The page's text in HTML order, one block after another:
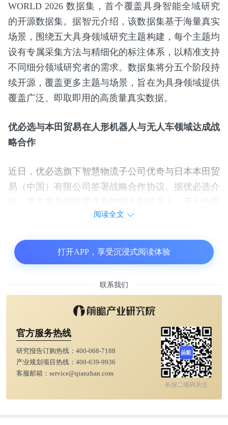
WORLD 2026 数据集，首个覆盖具身智能全域研究
的开源数据集。据智元介绍，该数据集基于海量真实
场景，围绕五大具身领域研究主题构建，每个主题均
设有专属采集方法与精细化的标注体系，以精准支持
不同细分领域研究者的需求。数据集将分五个阶段持
续开源，覆盖更多主题与场景，旨在为具身领域提供
覆盖广泛、即取即用的高质量真实数据。
优必选与本田贸易在人形机器人与无人车领域达成战
略合作
近日，优必选旗下智慧物流子公司优奇与日本本田贸
易（中国）有限公司签署战略合作协议。据优必选介
车等在工业制造、仓储物流等场景中的应用可能性，
应用与经验复制，共同推动具身智能在工业领域的应
用落地实践。
阿里千问3.6Plus获OpenRouter全球大模型调用周榜
4月7日，大模型API调用平台OpenRouter公布周榜
单，阿里Qwen3.6-Plus位列全球大模型周调用量第
一，连续4天登顶日榜。据了解，该模型是
OpenRouter平台上首个单日调用量突破1万亿Token的
模型。
阅读全文
打开APP，享受沉浸式阅读体验
联系我们
官方服务热线
研究报告订购热线： 400-068-7188
产业规划项目热线： 400-639-9936
客服邮箱： service@qianzhan.com
长按二维码关注